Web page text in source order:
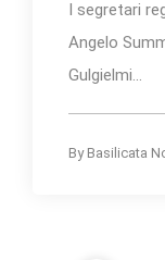
I segretari
Angelo
Gulgielmi...
By Basilicata